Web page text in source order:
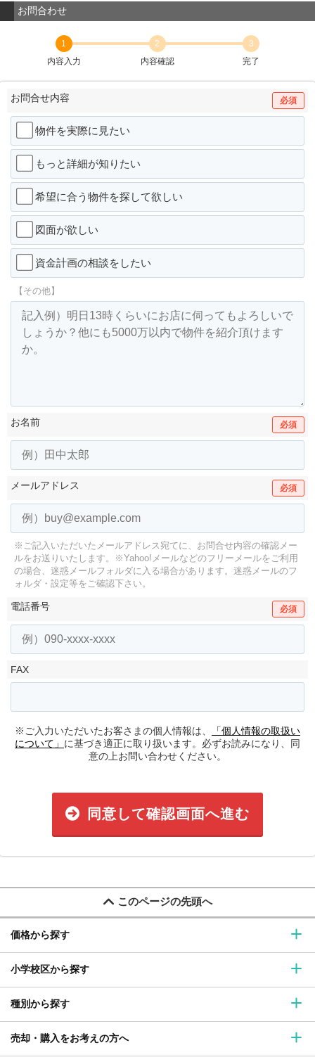
お問合わせ
1
内容入力
2
内容確認
3
完了
お問合せ内容 必須
物件を実際に見たい
もっと詳細が知りたい
希望に合う物件を探して欲しい
図面が欲しい
資金計画の相談をしたい
【その他】
お名前 必須
メールアドレス 必須
※ご記入いただいたメールアドレス宛てに、お問合せ内容の確認メー
ルをお送りいたします。
※Yahoo!メールなどのフリーメールをご利用
の場合、迷惑メールフォルダに入る場合があります。 迷惑メールのフ
ォルダ・設定等をご確認下さい。
電話番号 必須
FAX
※ご入力いただいたお客さまの個人情報は、
「個人情報の取扱い
について」 に基づき適正に取り扱います。必ずお読みになり、同
意の上お問い合わせください。
同意して確認画面へ進む
このページの先頭へ
価格から探す
小学校区から探す
種別から探す
売却・購入をお考えの方へ